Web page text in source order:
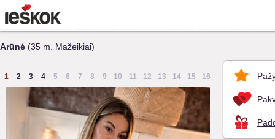
Arūnė (35 m. Mažeikiai)
1 2 3 4 5 6 7 8 9 10 11 12 13 14 15 16